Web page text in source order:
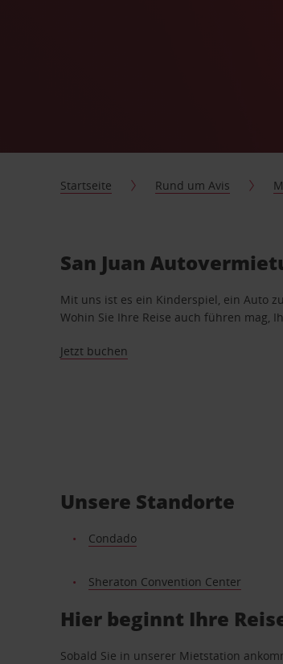
Startseite Rund um Avis
San Juan
Mit uns ist es ein Kinderspiel, ein Auto
Wohin Sie Ihre Reise auch führen mag,
Jetzt buchen
Unsere Standorte
Condado
Sheraton Convention Center
Hier beginnt Ihre
Sobald Sie in unserer Mietstation